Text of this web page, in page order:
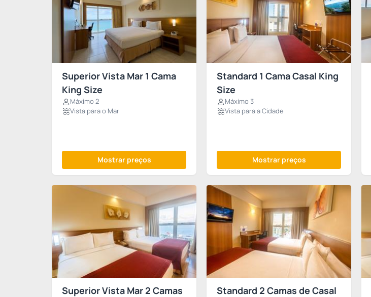
Superior Vista Mar 1 Cama
King Size
Máximo 2
Vista para o Mar
Mostrar preços
Standard 1 Cama Casal King
Size
Máximo 3
Vista para a Cidade
Mostrar preços
Superior Vista Mar 2 Camas Standard 2 Camas de Casal